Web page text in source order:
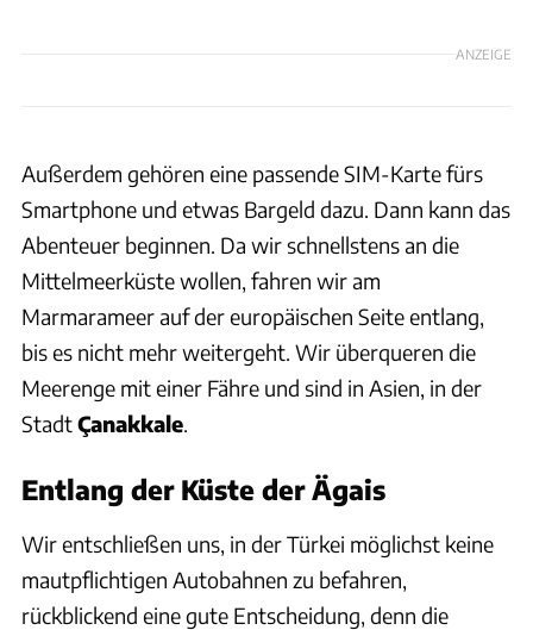
ANZEIGE
Außerdem gehören eine passende SIM-Karte fürs
Smartphone und etwas Bargeld dazu. Dann kann das
Abenteuer beginnen. Da wir schnellstens an die
Mittelmeerküste wollen, fahren wir am
Marmarameer auf der europäischen Seite entlang,
bis es nicht mehr weitergeht. Wir überqueren die
Meerenge mit einer Fähre und sind in Asien, in der
StadtÇanakkale.
Entlang der Küste der Ägais
Wir entschließen uns, in der Türkei möglichst keine
mautpflichtigen Autobahnen zu befahren,
rückblickend eine gute Entscheidung, denn die